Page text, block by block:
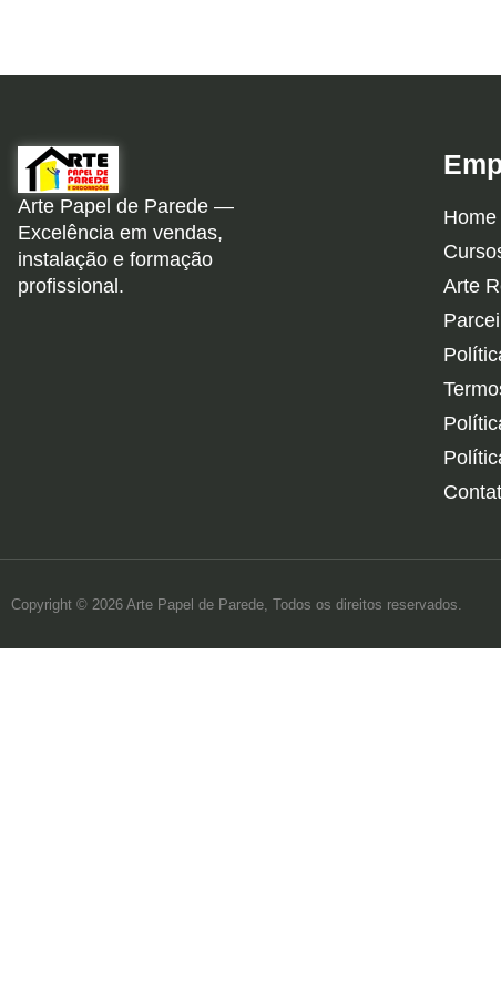
Arte Papel de Parede —
Excelência em vendas,
instalação e formação
profissional.
Home
Arte
Copyright © 2026 Arte Papel de Parede, Todos os direitos reservados.